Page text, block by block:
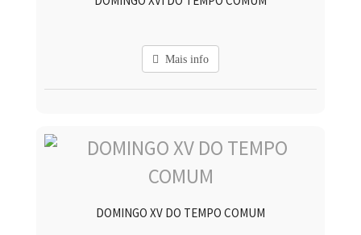
Mais info
DOMINGO XV DO TEMPO COMUM